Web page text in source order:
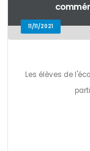
11/11/2021
Les élèves de